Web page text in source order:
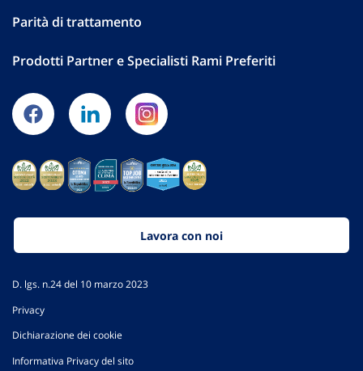
Parità di trattamento
Prodotti Partner e Specialisti Rami Preferiti
Lavora con noi
D. lgs. n.24 del 10 marzo 2023
Privacy
Dichiarazione dei cookie
Informativa Privacy del sito